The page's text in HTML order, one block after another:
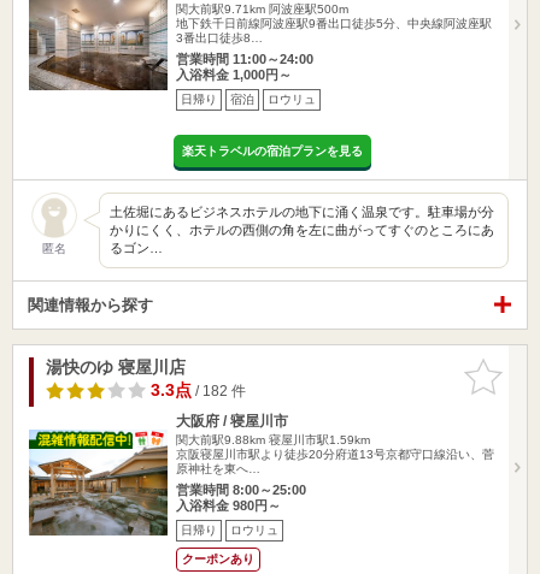
関大前駅9.71km 阿波座駅500m
地下鉄千日前線阿波座駅9番出口徒歩5分、中央線阿波座駅
3番出口徒歩8…
営業時間 11:00～24:00
入浴料金 1,000円～
日帰り 宿泊 ロウリュ
楽天トラベルの宿泊プランを見る
匿名
土佐堀にあるビジネスホテルの地下に涌く温泉です。駐車場が分
かりにくく、ホテルの西側の角を左に曲がってすぐのところにあ
るゴン…
関連情報から探す
お気に入
りに追加
湯快のゆ 寝屋川店
3.3点/ 182 件
大阪府 / 寝屋川市
関大前駅9.88km 寝屋川市駅1.59km
京阪寝屋川市駅より徒歩20分府道13号京都守口線沿い、菅
原神社を東へ…
営業時間 8:00～25:00
入浴料金 980円～
日帰り ロウリュ
クーポンあり